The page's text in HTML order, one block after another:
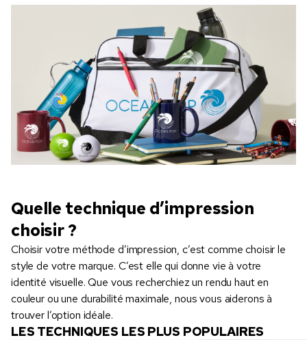
Quelle technique d’impression
choisir ?
Choisir votre méthode d’impression, c’est comme choisir le
style de votre marque. C’est elle qui donne vie à votre
identité visuelle. Que vous recherchiez un rendu haut en
couleur ou une durabilité maximale, nous vous aiderons à
trouver l’option idéale.
LES TECHNIQUES LES PLUS POPULAIRES